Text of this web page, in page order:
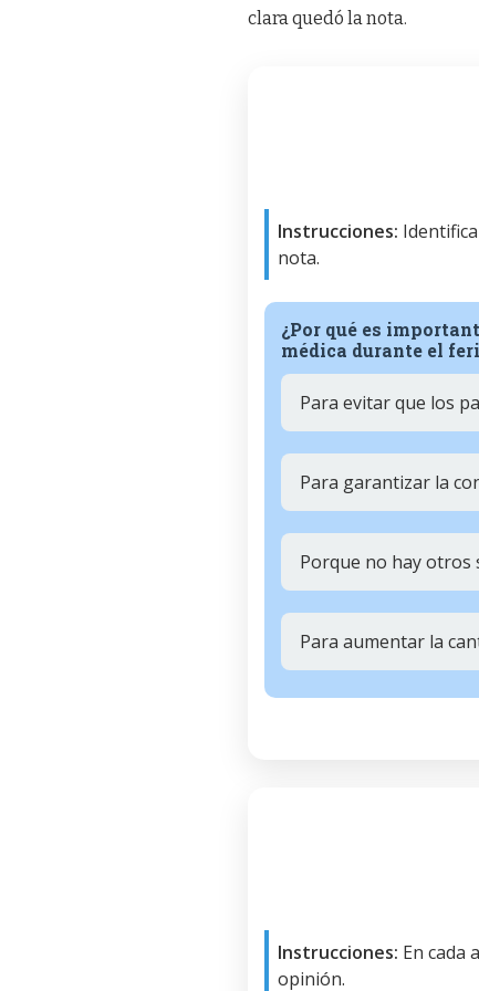
clara quedó la nota.
Instrucciones:
nota.
¿Por qué es
médica durante el
Para evitar que los
Para garantizar la
Porque no hay otros
Para aumentar la
Instrucciones: En cada
opinión.